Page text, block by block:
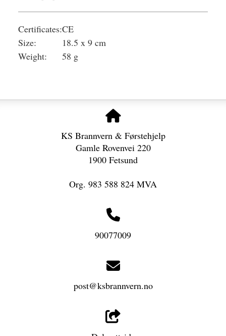
Certificates:CE
Size:
18.5 x 9 cm
Weight:
58 g
KS Brannvern & Førstehjelp
Gamle Rovenvei 220
1900 Fetsund
Org. 983 588 824 MVA
90077009
post@ksbrannvern.no